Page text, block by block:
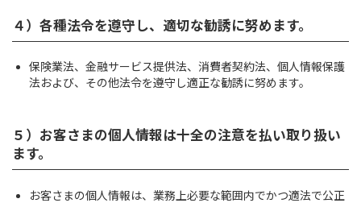
４）各種法令を遵守し、適切な勧誘に努めます。
保険業法、金融サービス提供法、消費者契約法、個人情報保護
法および、その他法令を遵守し適正な勧誘に努めます。
５）お客さまの個人情報は十全の注意を払い取り扱い
ます。
お客さまの個人情報は、業務上必要な範囲内でかつ適法で公正